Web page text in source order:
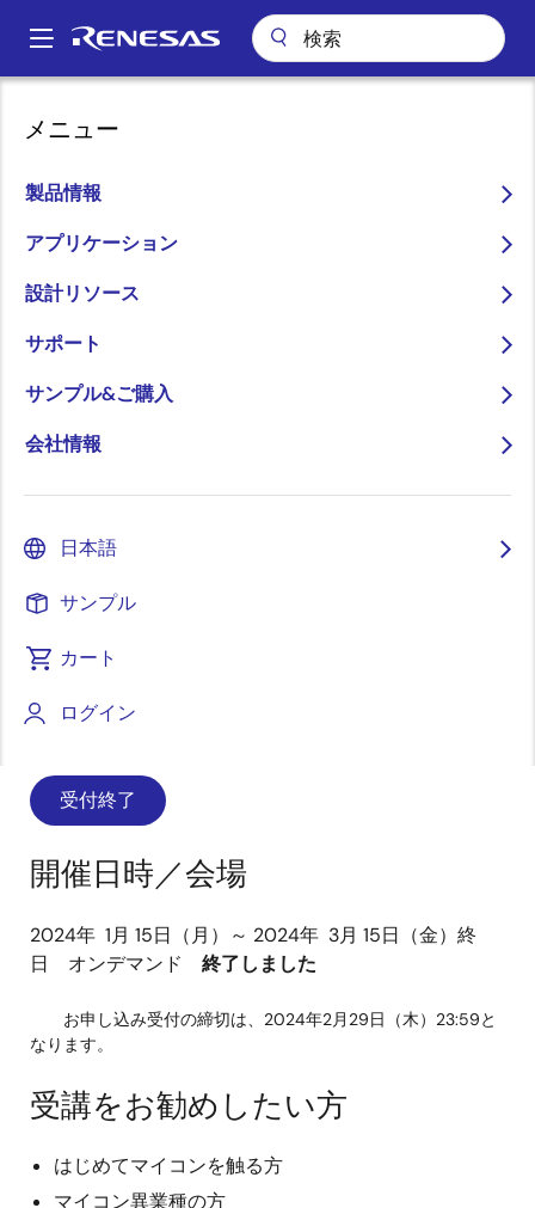
ン
Main
メニュー
製品情報
アプリケーション
設計リソース
サポート
サンプル&ご購入
会社情報
日本語
サンプル
カート
ログイン
パ
ン
く
ず
Arduinoで学ぶ、はじめてのLチカ 【ボード配布なし】（オンデマンド
Arduinoで学ぶ、はじめて
のLチカ 【ボード配布な
し】（オンデマンドセミナ
ー）
～オンデマンドセミナー いつでもどこでも受講可能～
画
費用 （無料） 対象製品 RA4M1
受付終了
開催日時／会場
2024年 1月 15日（月）～ 2024年 3月 15日（金）終
日 オンデマンド 終了しました
お申し込み受付の締切は、2024年2月29日（木）23:59と
なります。
受講をお勧めしたい方
はじめてマイコンを触る方
マイコン異業種の方